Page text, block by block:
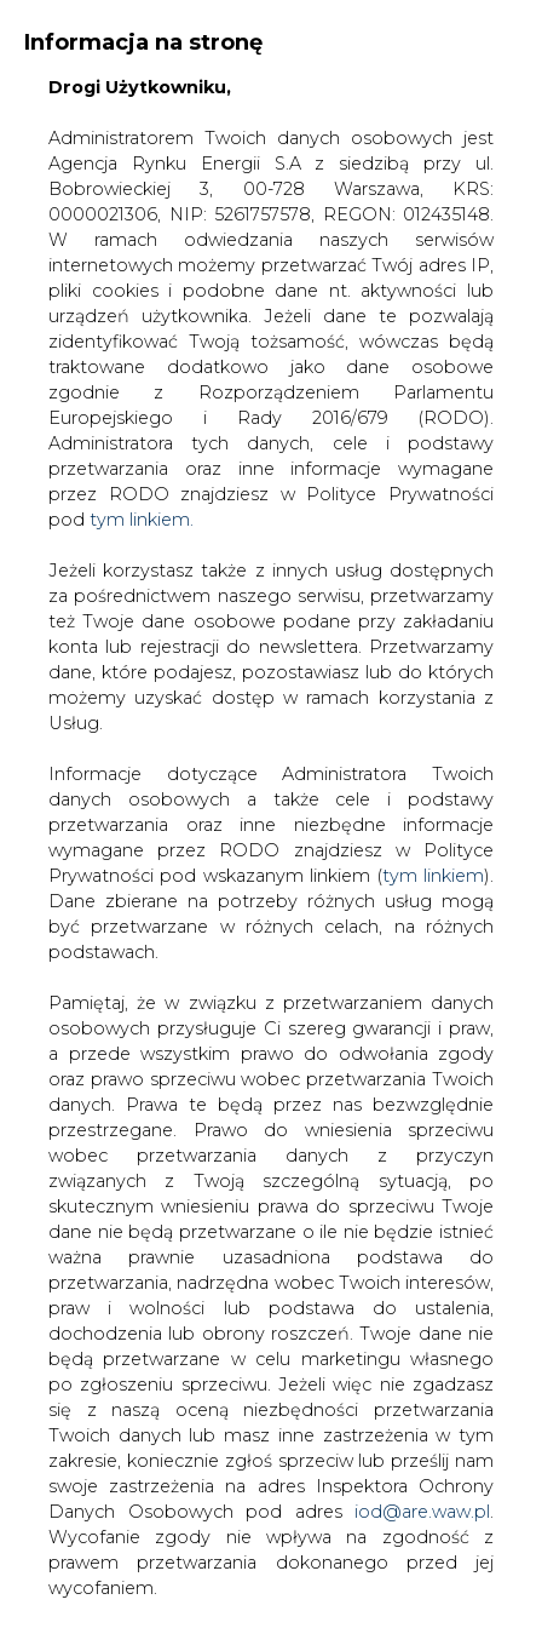
KONTAKT:
WYDAWCA PORTALU:
WYSOKI KONTRAST WIELKOŚĆ TEKSTU A A
ZALOGUJ SIĘ
WŁĄCZ CIRE.TV
Informacja na stronę
Drogi Użytkowniku,
Administratorem Twoich danych osobowych jest
Agencja Rynku Energii S.A z siedzibą przy ul.
Bobrowieckiej 3, 00-728 Warszawa, KRS:
0000021306, NIP: 5261757578, REGON: 012435148.
W ramach odwiedzania naszych serwisów
internetowych możemy przetwarzać Twój adres IP,
pliki cookies i podobne dane nt. aktywności lub
urządzeń użytkownika. Jeżeli dane te pozwalają
zidentyfikować Twoją tożsamość, wówczas będą
traktowane dodatkowo jako dane osobowe
zgodnie z Rozporządzeniem Parlamentu
Europejskiego i Rady 2016/679 (RODO).
Administratora tych danych, cele i podstawy
przetwarzania oraz inne informacje wymagane
przez RODO znajdziesz w Polityce Prywatności
pod tym linkiem.
Jeżeli korzystasz także z innych usług dostępnych
za pośrednictwem naszego serwisu, przetwarzamy
też Twoje dane osobowe podane przy zakładaniu
konta lub rejestracji do newslettera. Przetwarzamy
dane, które podajesz, pozostawiasz lub do których
możemy uzyskać dostęp w ramach korzystania z
Usług.
Informacje dotyczące Administratora Twoich
danych osobowych a także cele i podstawy
przetwarzania oraz inne niezbędne informacje
wymagane przez RODO znajdziesz w Polityce
Prywatności pod wskazanym linkiem (tym linkiem).
Dane zbierane na potrzeby różnych usług mogą
być przetwarzane w różnych celach, na różnych
podstawach.
Pamiętaj, że w związku z przetwarzaniem danych
osobowych przysługuje Ci szereg gwarancji i praw,
a przede wszystkim prawo do odwołania zgody
oraz prawo sprzeciwu wobec przetwarzania Twoich
danych. Prawa te będą przez nas bezwzględnie
przestrzegane. Prawo do wniesienia sprzeciwu
wobec przetwarzania danych z przyczyn
związanych z Twoją szczególną sytuacją, po
skutecznym wniesieniu prawa do sprzeciwu Twoje
dane nie będą przetwarzane o ile nie będzie istnieć
ważna prawnie uzasadniona podstawa do
przetwarzania, nadrzędna wobec Twoich interesów,
praw i wolności lub podstawa do ustalenia,
dochodzenia lub obrony roszczeń. Twoje dane nie
będą przetwarzane w celu marketingu własnego
po zgłoszeniu sprzeciwu. Jeżeli więc nie zgadzasz
się z naszą oceną niezbędności przetwarzania
Twoich danych lub masz inne zastrzeżenia w tym
zakresie, koniecznie zgłoś sprzeciw lub prześlij nam
swoje zastrzeżenia na adres Inspektora Ochrony
Danych Osobowych pod adres iod@are.waw.pl
Wycofanie zgody nie wpływa na zgodność z
prawem przetwarzania dokonanego przed jej
wycofaniem.
Strona główna CIEPŁOWNICTWO
ECO kupuje
tarnobrzeski PEC
2013-10-01 00:00
skomentuj
udostępnij:
ECO kupuje tarnobrzeski PEC
Energetyka Cieplna Opolszczyzny
podpisała dziś z EDF Polska umowę,
zgodnie z którą stanie się właścicielem
68,17 proc. udziałów Przedsiębiorstwa
Energetyki Cieplnej (PEC) Tarnobrzeg -
poinformowała opolska spółka.
PEC Tarnobrzeg produkuje i dostarcza ciepło dla ok. 75
proc. mieszkańców miasta (liczącego ok. 50 tys.
mieszkańców). Spółka jest właścicielem dwóch ciepłowni
o nominalnej mocy cieplnej 92 MWt (w tym ciepłowni
gazowej C2 o nominalnej mocy cieplnej 49,5 MWt oraz
ciepłowni węglowej C3 – o nominalnej mocy cieplnej 42,5
MWt) oraz sieci dystrybucji ciepła w mieście Tarnobrzeg.
Łączna moc zamówiona przez klientów PEC Tarnobrzeg
wynosi ok. 80 MW.
Tarnobrzeski PEC to kolejna firma ciepłowniczy, na której
przejęcie zdecydowała się Energetyka Cieplna
Opolszczyzny. W ciągu ostatnich spółka lat realizuje